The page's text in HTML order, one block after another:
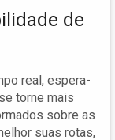
de
real, espera-
torne mais
sobre as
suas rotas,